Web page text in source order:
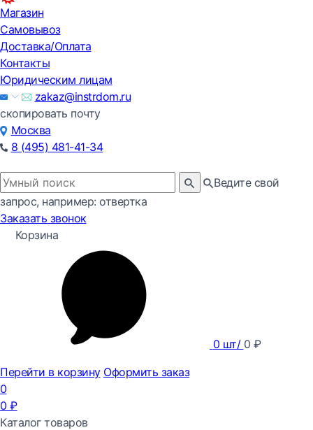
Магазин
Самовывоз
Доставка/Оплата
Контакты
Юридическим лицам
zakaz@instrdom.ru
скопировать почту
Москва
8 (495) 481-41-34
Ведите свой
запрос, например: отвертка
Заказать звонок
Корзина
0 шт/ 0 ₽
Перейти в корзину Оформить заказ
0
0 ₽
Каталог товаров